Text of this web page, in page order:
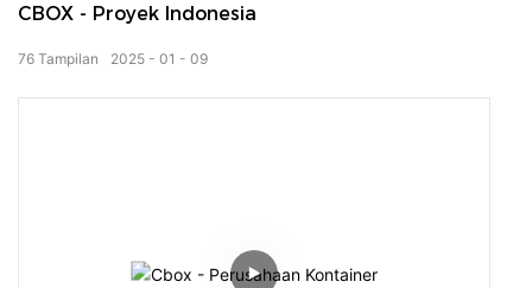
CBOX - Proyek Indonesia
2025 01 09
76 Tampilan